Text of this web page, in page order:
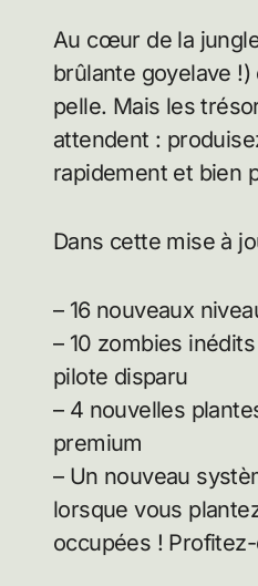
Au cœur de la
brûlante goyelave
pelle. Mais les
attendent :
rapidement et bien
Dans cette mise à
– 16 nouveaux
– 10 zombies
pilote disparu
– 4 nouvelles
premium
– Un nouveau
lorsque vous
occupées !